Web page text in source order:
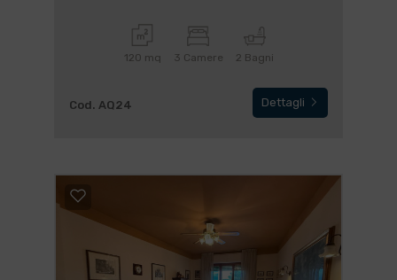
120 mq 3 Camere 2 Bagni
Cod. AQ24 Dettagli